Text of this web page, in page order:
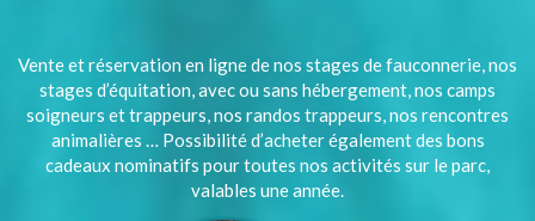
Vente et réservation en ligne de nos stages de fauconnerie, nos
stages d’équitation, avec ou sans hébergement, nos camps
soigneurs et trappeurs, nos randos trappeurs, nos rencontres
animalières … Possibilité d’acheter également des bons
cadeaux nominatifs pour toutes nos activités sur le parc,
valables une année.